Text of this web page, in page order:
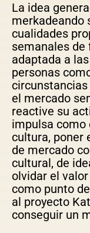
La idea
merkadeando
cualidades
semanales
adaptada a
personas
el mercado
reactive su
impulsa como
cultura, poner
de mercado
cultural, de
olvidar el
como punto
al proyecto
conseguir un